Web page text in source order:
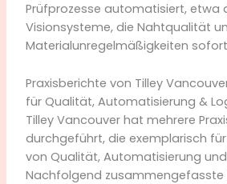
Prüfprozesse automatisiert, etwa
Visionsysteme, die Nahtqualität
Materialunregelmäßigkeiten
Praxisberichte von Tilley
für Qualität, Automatisierung &
Tilley Vancouver hat mehrere
durchgeführt, die exemplarisch
von Qualität, Automatisierung
Nachfolgend zusammengefasste